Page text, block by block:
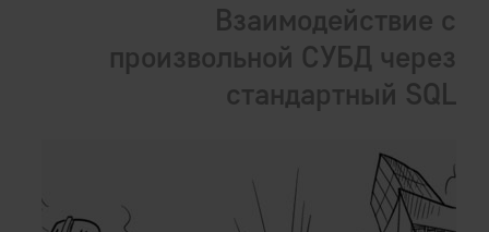
Взаимодействие с
произвольной СУБД через
стандартный SQL